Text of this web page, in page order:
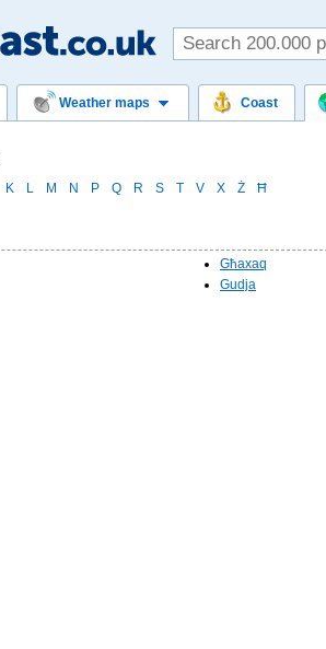
Weather maps Coast
K L M N P Q R S T V X Ż Ħ
Għaxaq
Gudja